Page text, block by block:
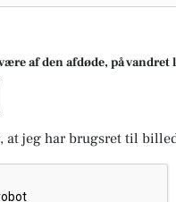
af den afdøde, på
at jeg har brugsret til